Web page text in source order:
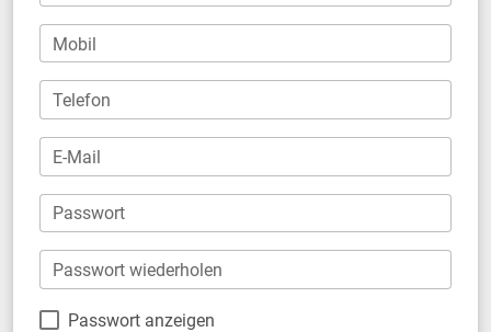
Mobil
Telefon
E-Mail
Passwort
Passwort wiederholen
Passwort anzeigen